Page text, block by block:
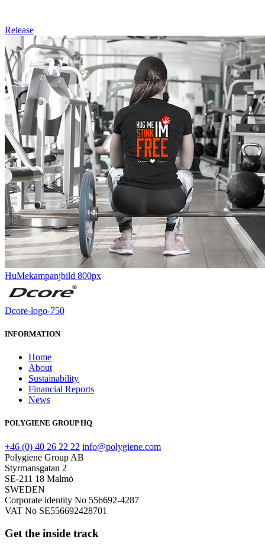
Release
HuMekampanjbild 800px
Dcore-logo-750
INFORMATION
Home
About
Sustainability
Financial Reports
News
POLYGIENE GROUP HQ
+46 (0) 40 26 22 22 info@polygiene.com
Polygiene Group AB
Styrmansgatan 2
SE-211 18 Malmö
SWEDEN
Corporate identity No 556692-4287
VAT No SE556692428701
Get the inside track